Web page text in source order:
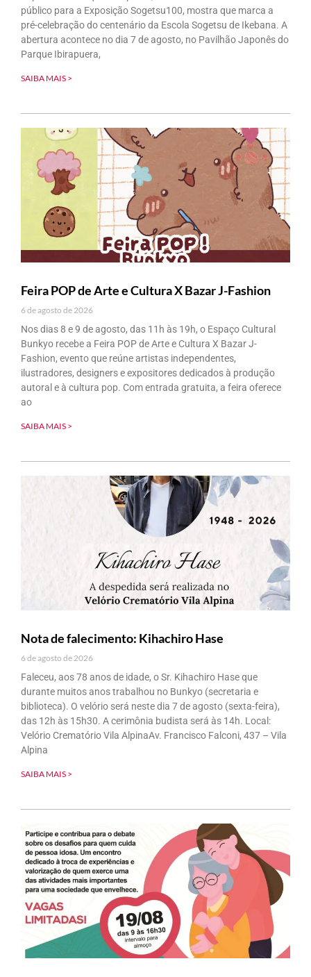
público para a Exposição Sogetsu100, mostra que marca a
pré-celebração do centenário da Escola Sogetsu de Ikebana. A
abertura acontece no dia 7 de agosto, no Pavilhão Japonês do
Parque Ibirapuera,
SAIBA MAIS >
Feira POP de Arte e Cultura X Bazar J-Fashion
6 de agosto de 2026
Nos dias 8 e 9 de agosto, das 11h às 19h, o Espaço Cultural
Bunkyo recebe a Feira POP de Arte e Cultura X Bazar J-
Fashion, evento que reúne artistas independentes,
ilustradores, designers e expositores dedicados à produção
autoral e à cultura pop. Com entrada gratuita, a feira oferece
ao
SAIBA MAIS >
Nota de falecimento: Kihachiro Hase
6 de agosto de 2026
Faleceu, aos 78 anos de idade, o Sr. Kihachiro Hase que
durante muitos anos trabalhou no Bunkyo (secretaria e
biblioteca). O velório será neste dia 7 de agosto (sexta-feira),
das 12h às 15h30. A cerimônia budista será às 14h. Local:
Velório Crematório Vila AlpinaAv. Francisco Falconi, 437 – Vila
Alpina
SAIBA MAIS >